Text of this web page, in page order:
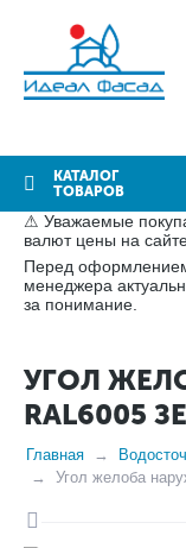
КАТАЛОГ
ТОВАРОВ
⚠ Уважаемые
валют цены на
Перед оформлением
менеджера
за понимание.
УГОЛ
RAL6005
Главная
Угол желоба